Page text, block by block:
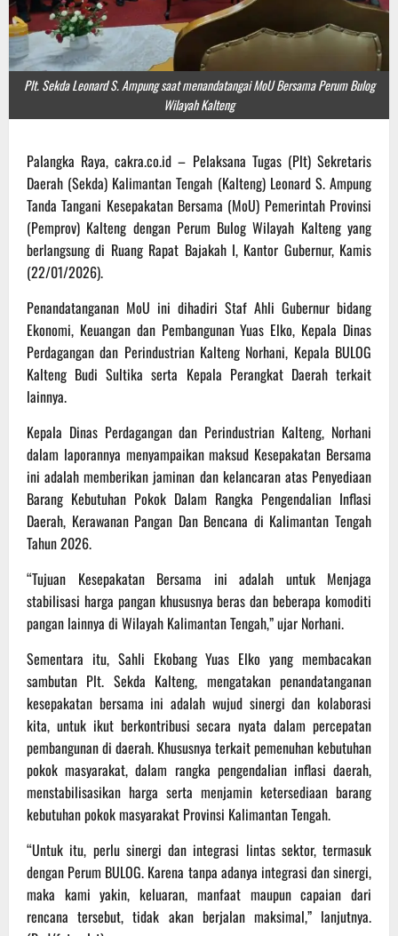
Plt. Sekda Leonard S. Ampung saat menandatangai MoU Bersama Perum Bulog
Wilayah Kalteng
Palangka Raya, cakra.co.id – Pelaksana Tugas (Plt) Sekretaris
Daerah (Sekda) Kalimantan Tengah (Kalteng) Leonard S. Ampung
Tanda Tangani Kesepakatan Bersama (MoU) Pemerintah Provinsi
(Pemprov) Kalteng dengan Perum Bulog Wilayah Kalteng yang
berlangsung di Ruang Rapat Bajakah I, Kantor Gubernur, Kamis
(22/01/2026).
Penandatanganan MoU ini dihadiri Staf Ahli Gubernur bidang
Ekonomi, Keuangan dan Pembangunan Yuas Elko, Kepala Dinas
Perdagangan dan Perindustrian Kalteng Norhani, Kepala BULOG
Kalteng Budi Sultika serta Kepala Perangkat Daerah terkait
lainnya.
Kepala Dinas Perdagangan dan Perindustrian Kalteng, Norhani
dalam laporannya menyampaikan maksud Kesepakatan Bersama
ini adalah memberikan jaminan dan kelancaran atas Penyediaan
Barang Kebutuhan Pokok Dalam Rangka Pengendalian Inflasi
Daerah, Kerawanan Pangan Dan Bencana di Kalimantan Tengah
Tahun 2026.
“Tujuan Kesepakatan Bersama ini adalah untuk Menjaga
stabilisasi harga pangan khususnya beras dan beberapa komoditi
pangan lainnya di Wilayah Kalimantan Tengah,” ujar Norhani.
Sementara itu, Sahli Ekobang Yuas Elko yang membacakan
sambutan Plt. Sekda Kalteng, mengatakan penandatanganan
kesepakatan bersama ini adalah wujud sinergi dan kolaborasi
kita, untuk ikut berkontribusi secara nyata dalam percepatan
pembangunan di daerah. Khususnya terkait pemenuhan kebutuhan
pokok masyarakat, dalam rangka pengendalian inflasi daerah,
menstabilisasikan harga serta menjamin ketersediaan barang
kebutuhan pokok masyarakat Provinsi Kalimantan Tengah.
“Untuk itu, perlu sinergi dan integrasi lintas sektor, termasuk
dengan Perum BULOG. Karena tanpa adanya integrasi dan sinergi,
maka kami yakin, keluaran, manfaat maupun capaian dari
rencana tersebut, tidak akan berjalan maksimal,” lanjutnya.